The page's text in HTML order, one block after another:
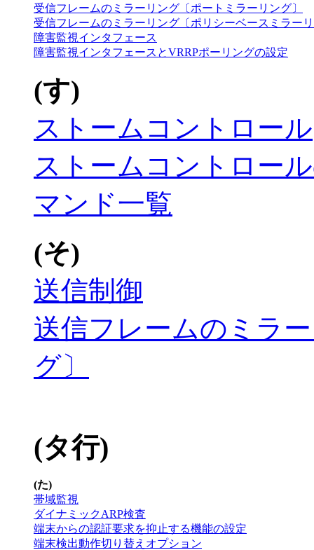
受信フレームのミラーリング〔ポートミラーリング〕
受信フレームのミラーリング〔ポリシーベースミラー
障害監視インタフェース
障害監視インタフェースとVRRPポーリングの設定
(す)
ストームコントロール
ストームコントロー
マンド一覧
(そ)
送信制御
送信フレームのミラ
グ〕
(タ行)
(た)
帯域監視
ダイナミックARP検査
端末からの認証要求を抑止する機能の設定
端末検出動作切り替えオプション